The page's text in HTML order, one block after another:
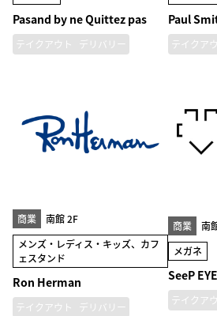
Pasand by ne Quittez pas
テイクアウト デリバリー
Paul
テイクア
商業
南館 2F
メンズ・レディス・キッズ、カフ
ェスタンド
Ron Herman
テイクアウト デリバリー
商業
南
メガネ
SeeP
テイクア